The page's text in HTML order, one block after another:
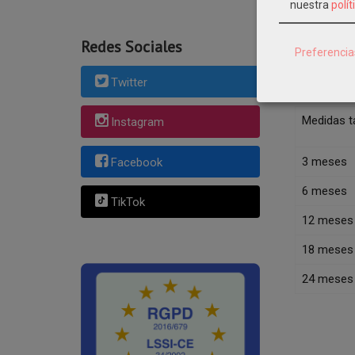
Redes Sociales
Twitter
Instagram
Facebook
TikTok
Vestido
Jesusito
(*) La
Medidas
3 meses
6 meses
12 meses
18 meses
24 meses
nuestra